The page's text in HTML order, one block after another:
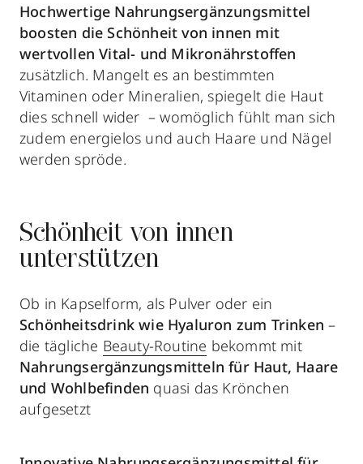
Hochwertige Nahrungsergänzungsmittel
boosten die Schönheit von innen mit
wertvollen Vital- und Mikronährstoffen
zusätzlich. Mangelt es an bestimmten
Vitaminen oder Mineralien, spiegelt die Haut
dies schnell wider – womöglich fühlt man sich
zudem energielos und auch Haare und Nägel
werden spröde.
Schönheit von innen
unterstützen
Ob in Kapselform, als Pulver oder ein
Schönheitsdrink wie Hyaluron zum Trinken –
die tägliche Beauty-Routine bekommt mit
Nahrungsergänzungsmitteln für Haut, Haare
und Wohlbefinden quasi das Krönchen
aufgesetzt